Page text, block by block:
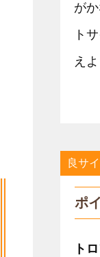
が
ト
え
良サ
ポ
ト